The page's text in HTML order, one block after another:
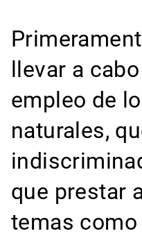
llevar a
empleo de
naturales,
que prestar
temas como